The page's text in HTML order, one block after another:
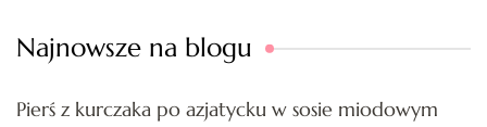
Najnowsze na blogu
Pierś z kurczaka po azjatycku w sosie miodowym